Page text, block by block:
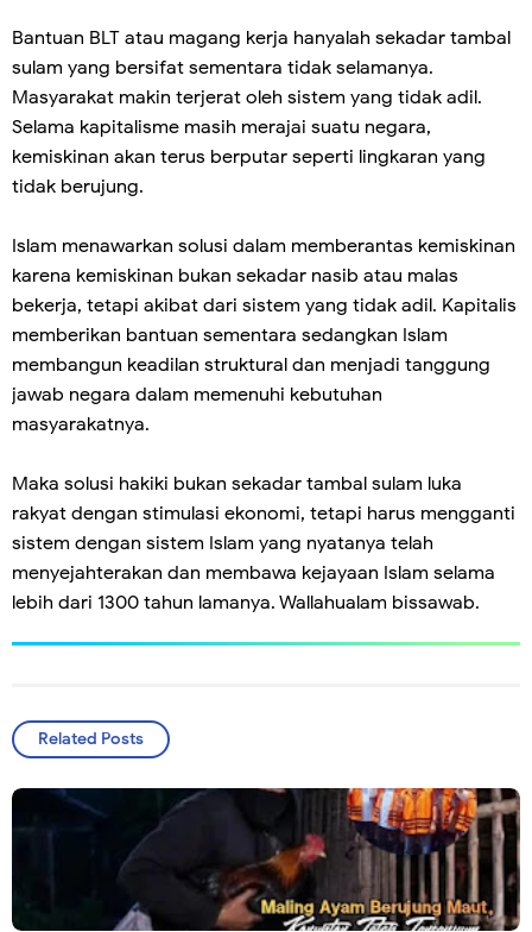
Bantuan BLT atau magang kerja hanyalah sekadar tambal
sulam yang bersifat sementara tidak selamanya.
Masyarakat makin terjerat oleh sistem yang tidak adil.
Selama kapitalisme masih merajai suatu negara,
kemiskinan akan terus berputar seperti lingkaran yang
tidak berujung.
Islam menawarkan solusi dalam memberantas kemiskinan
karena kemiskinan bukan sekadar nasib atau malas
bekerja, tetapi akibat dari sistem yang tidak adil. Kapitalis
memberikan bantuan sementara sedangkan Islam
membangun keadilan struktural dan menjadi tanggung
jawab negara dalam memenuhi kebutuhan
masyarakatnya.
Maka solusi hakiki bukan sekadar tambal sulam luka
rakyat dengan stimulasi ekonomi, tetapi harus mengganti
sistem dengan sistem Islam yang nyatanya telah
menyejahterakan dan membawa kejayaan Islam selama
lebih dari 1300 tahun lamanya. Wallahualam bissawab.
Related Posts